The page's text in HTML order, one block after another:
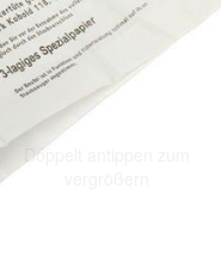
Doppelt antippen zum